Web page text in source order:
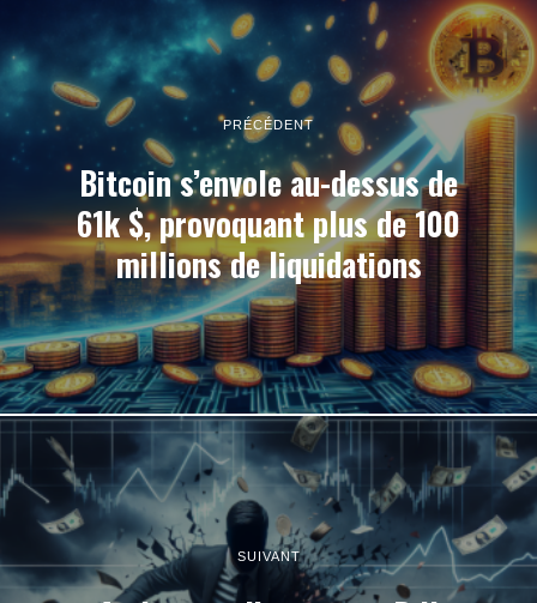
PRÉCÉDENT
Bitcoin s’envole au-dessus de
61k $, provoquant plus de 100
millions de liquidations
SUIVANT